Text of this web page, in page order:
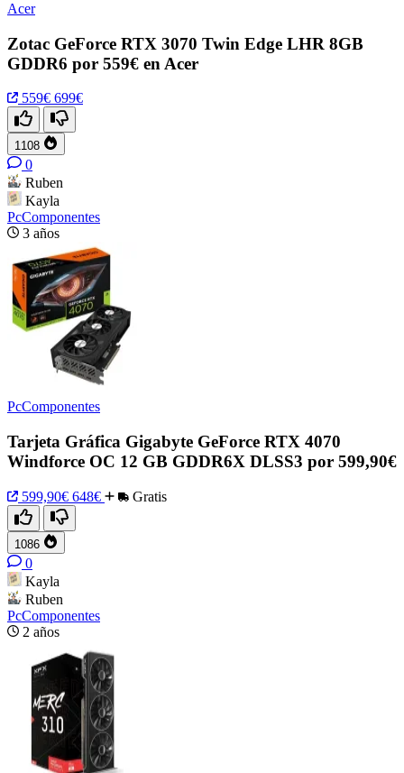
Acer
Zotac GeForce RTX 3070 Twin Edge LHR 8GB
GDDR6 por 559€ en Acer
559€ 699€
1108
0
Ruben
Kayla
PcComponentes
3 años
PcComponentes
Tarjeta Gráfica Gigabyte GeForce RTX 4070
Windforce OC 12 GB GDDR6X DLSS3 por 599,90€
599,90€ 648€ Gratis
1086
0
Kayla
Ruben
PcComponentes
2 años